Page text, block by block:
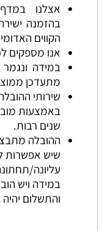
אצלנו
בהזמנה
הקווים
אנו מספקים לכם
במידה
מתעדכן
שירותי
באמצעות
שנים רבות.
ההובלה
שיש אפשרות
עליונה/
במידה ויש
והתשלום